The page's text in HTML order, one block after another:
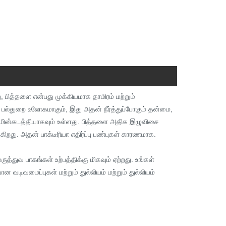
என்பது முக்கியமாக தாமிரம் மற்றும்
பல்துறை உலோகமாகும், இது அதன் நீர்த்துப்போகும் தன்மை,
உள்ளது. பித்தளை அதிக இழுவிசை
அதன் பாக்டீரியா எதிர்ப்பு பண்புகள் காரணமாக.
பாகங்கள் உற்பத்திக்கு மிகவும் ஏற்றது. உங்கள்
வடிவமைப்புகள் மற்றும் துல்லியம் மற்றும் துல்லியம்